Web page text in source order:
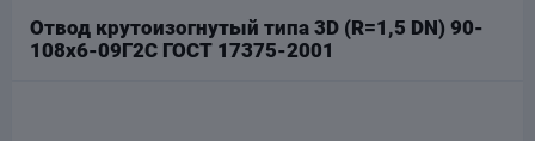
Отвод крутоизогнутый типа 3D (R=1,5 DN) 90-
108х6-09Г2С ГОСТ 17375-2001
для труб